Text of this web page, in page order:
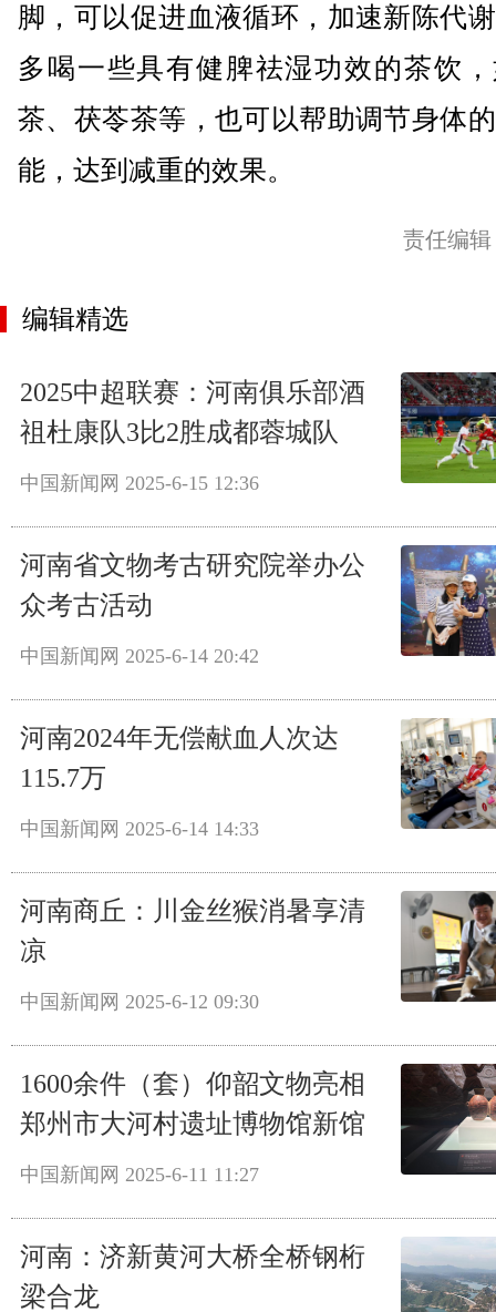
脚，可以促进血液循环，加速新陈代
多喝一些具有健脾祛湿功效的茶饮
茶、茯苓茶等，也可以帮助调节身体
能，达到减重的效果。
责任编
编辑精选
2025中超联赛：河南俱乐部酒
祖杜康队3比2胜成都蓉城队
中国新闻网 2025-6-15 12:36
河南省文物考古研究院举办公
众考古活动
中国新闻网 2025-6-14 20:42
河南2024年无偿献血人次达
115.7万
中国新闻网 2025-6-14 14:33
河南商丘：川金丝猴消暑享清
凉
中国新闻网 2025-6-12 09:30
1600余件（套）仰韶文物亮相
郑州市大河村遗址博物馆新馆
中国新闻网 2025-6-11 11:27
河南：济新黄河大桥全桥钢桁
梁合龙